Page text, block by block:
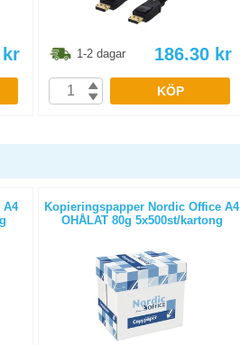
kr 1-2 dagar 186.30 kr
KÖP
A4
Kopieringspapper Nordic Office A4
OHÅLAT 80g 5x500st/kartong